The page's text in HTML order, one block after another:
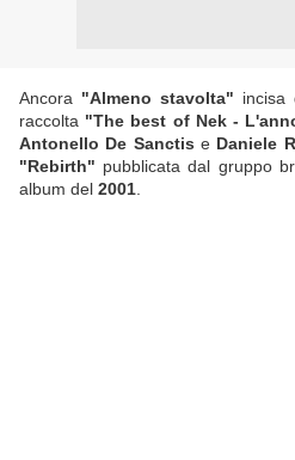
Ancora "Almeno stavolta" incisa
raccolta "The best of Nek -
Antonello De Sanctis e Daniele
"Rebirth" pubblicata dal gruppo
album del 2001